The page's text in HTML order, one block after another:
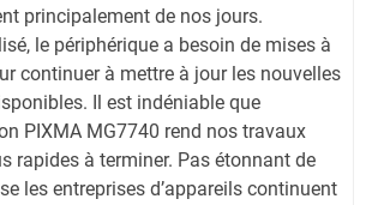
principalement de nos jours.
le périphérique a besoin de mises à
continuer à mettre à jour les nouvelles
Il est indéniable que
PIXMA MG7740 rend nos travaux
rapides à terminer. Pas étonnant de
les entreprises d’appareils continuent